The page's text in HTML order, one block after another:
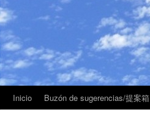
Inicio Buzón de sugerencias/提案箱